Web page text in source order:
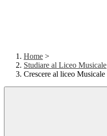
Home >
Studiare al Liceo Musicale
Crescere al liceo Musicale